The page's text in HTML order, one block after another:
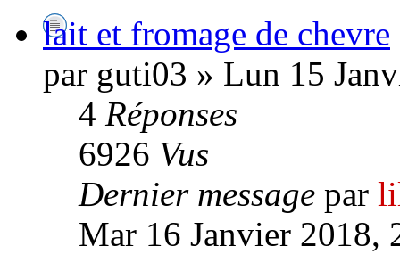
lait et fromage de chevre
par guti03 » Lun 15
4 Réponses
6926 Vus
Dernier message par
Mar 16 Janvier 2018,